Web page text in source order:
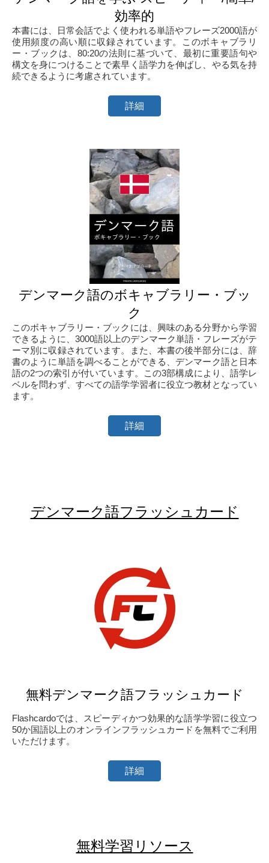
効率的
本書には、日常会話でよく使われる単語やフレーズ2000語が
使用頻度の高い順に収録されています。このボキャブラリ
ー・ブックは、80:20の法則に基づいて、最初に重要語句や
構文を身につけることで素早く語学力を伸ばし、やる気を持
続できるように考慮されています。
詳細
デンマーク語のボキャブラリー・ブッ
ク
このボキャブラリー・ブックには、興味のある分野から学習
できるように、3000語以上のデンマーク単語・フレーズがテ
ーマ別に収録されています。また、本書の後半部分には、辞
書のように単語を調べることができる、デンマーク語と日本
語の2つの索引が付いています。この3部構成により、語学レ
ベルを問わず、すべての語学学習者に役立つ教材となってい
ます。
詳細
デンマーク語フラッシュカード
無料デンマーク語フラッシュカード
Flashcardoでは、スピーディかつ効果的な語学学習に役立つ
50か国語以上のオンラインフラッシュカードを無料でご利用
いただけます。
詳細
無料学習リソース